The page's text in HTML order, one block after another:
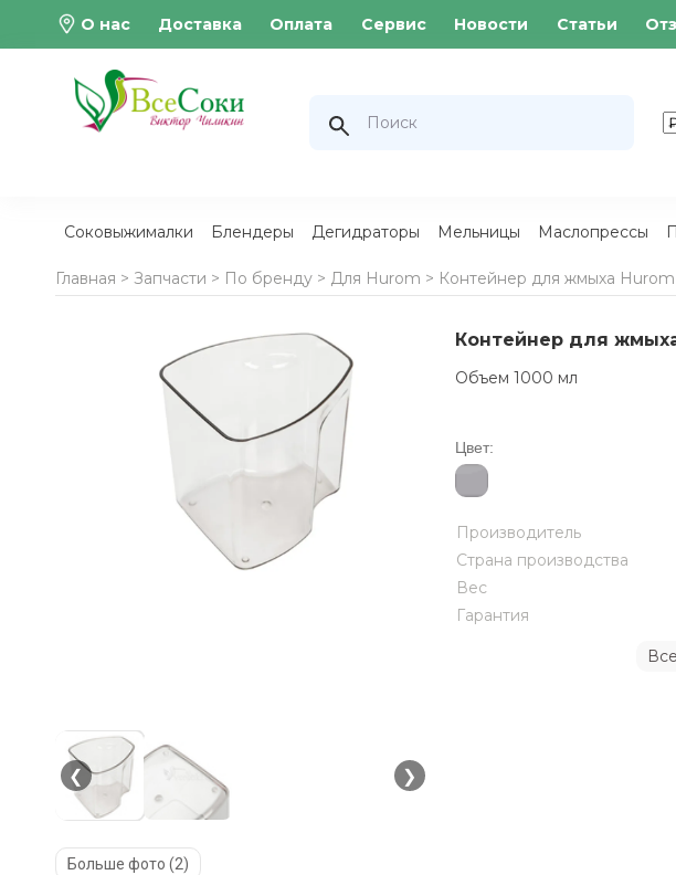
О нас Доставка Оплата Сервис Новости Статьи
Соковыжималки Блендеры Дегидраторы Мельницы Маслопрессы
Главная > Запчасти > По бренду> Для Hurom > Контейнер для жмыха
❮ ❯
Больше фото (2)
Контейнер для
Объем 1000 мл
Цвет:
Производитель
Страна производства
Вес
Гарантия